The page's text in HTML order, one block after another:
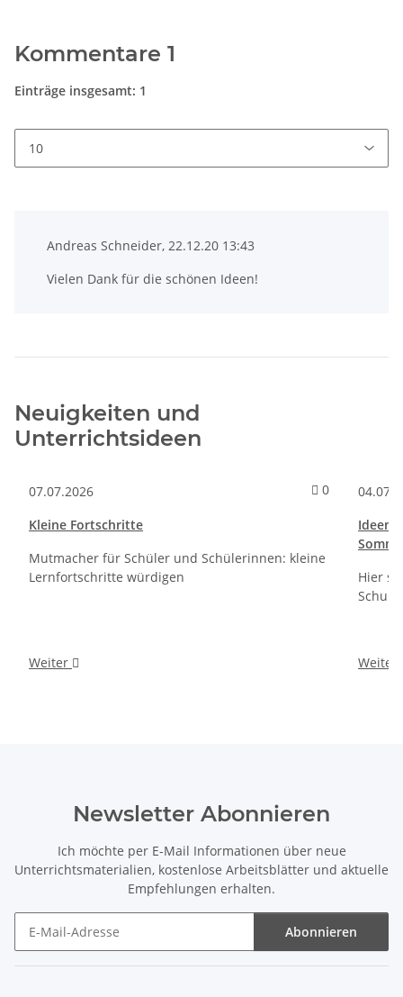
Kommentare 1
Einträge insgesamt: 1
Andreas Schneider, 22.12.20 13:43
Vielen Dank für die schönen Ideen!
Neuigkeiten und
Unterrichtsideen
07.07.2026 0
Kleine Fortschritte
Mutmacher für Schüler und Schülerinnen: kleine
Lernfortschritte würdigen
Weiter
Ideen
Hier
Weiter
Newsletter Abonnieren
Ich möchte per E-Mail Informationen über neue
Unterrichtsmaterialien, kostenlose Arbeitsblätter und aktuelle
Empfehlungen erhalten.
Abonnieren